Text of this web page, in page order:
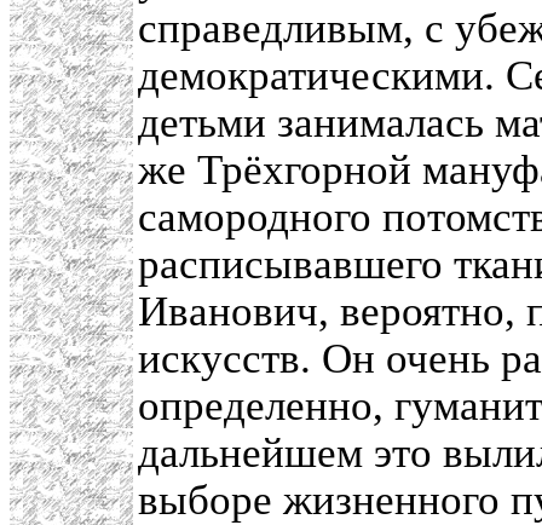
справедливым, с
демократическими.
детьми занималась
же Трёхгорной
самородного
расписывавшего
Иванович, вероятно,
искусств. Он очень
определенно,
дальнейшем это
выборе жизненного